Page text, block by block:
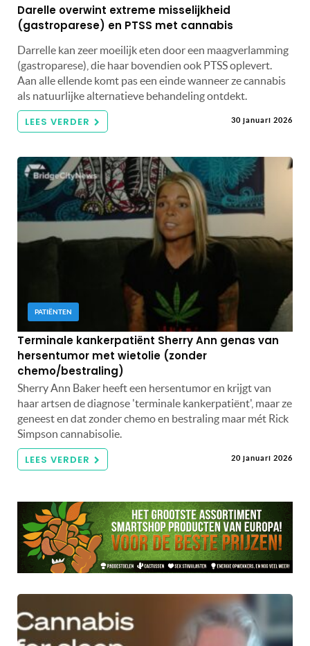
Darelle overwint extreme misselijkheid
(gastroparese) en PTSS met cannabis
Darrelle kan zeer moeilijk eten door een maagverlamming
(gastroparese), die haar bovendien ook PTSS oplevert.
Aan alle ellende komt pas een einde wanneer ze cannabis
als natuurlijke alternatieve behandeling ontdekt.
LEES VERDER 30 januari 2026
PATIËNTEN
Terminale kankerpatiënt Sherry Ann genas van
hersentumor met wietolie (zonder
chemo/bestraling)
Sherry Ann Baker heeft een hersentumor en krijgt van
haar artsen de diagnose 'terminale kankerpatiënt', maar ze
geneest en dat zonder chemo en bestraling maar mét Rick
Simpson cannabisolie.
LEES VERDER 20 januari 2026